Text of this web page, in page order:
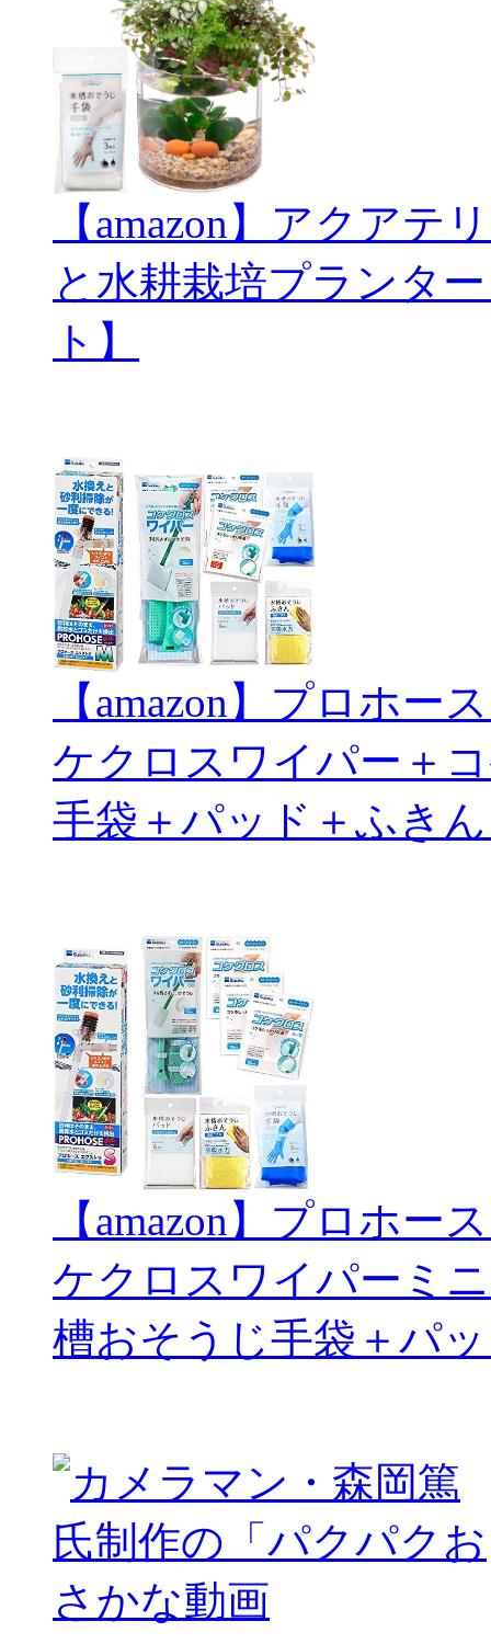
【amazon】アクアテ
と水耕栽培プランタ
ト】
【amazon】プロホ
ケクロスワイパー＋
手袋＋パッド＋ふき
【amazon】プロホー
ケクロスワイパーミ
槽おそうじ手袋＋パ